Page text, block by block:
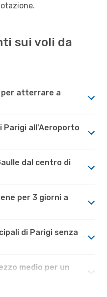
sui voli da
per atterrare a
Parigi all'Aeroporto
dal centro di
per 3 giorni a
di Parigi senza
medio per un